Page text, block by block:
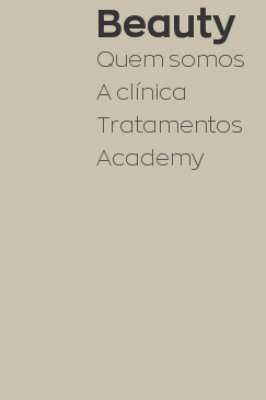
Beauty
Quem somos
A clínica
Tratamentos
Academy